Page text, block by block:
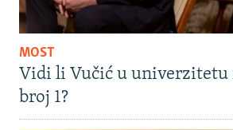
MOST
Vidi li Vučić u univerzitetu
broj 1?